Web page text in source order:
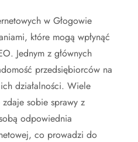
w Głogowie
które mogą wpłynąć
Jednym z głównych
przedsiębiorców na
działalności. Wiele
sobie sprawy z
odpowiednia
co prowadzi do